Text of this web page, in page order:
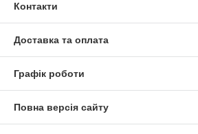
Контакти
Доставка та оплата
Графік роботи
Повна версія сайту